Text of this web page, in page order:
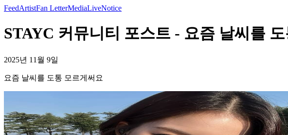
FeedArtistFan LetterMediaLiveNotice
STAYC 커뮤니티 포스트 - 요즘 날씨를
2025년 11월 9일
요즘 날씨를 도통 모르게써요